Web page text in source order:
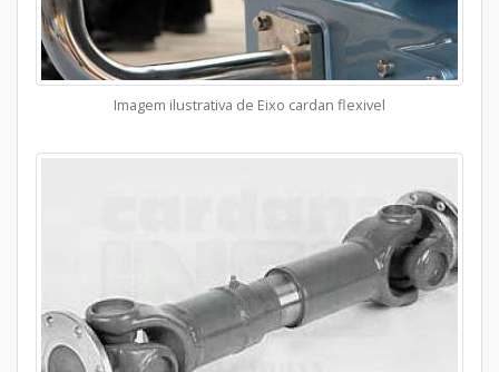
Imagem ilustrativa de Eixo cardan flexivel